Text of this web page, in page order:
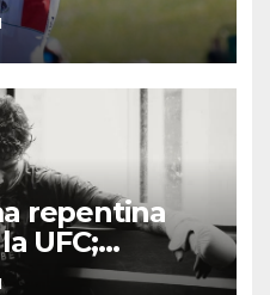
2031
repentina
UFC;